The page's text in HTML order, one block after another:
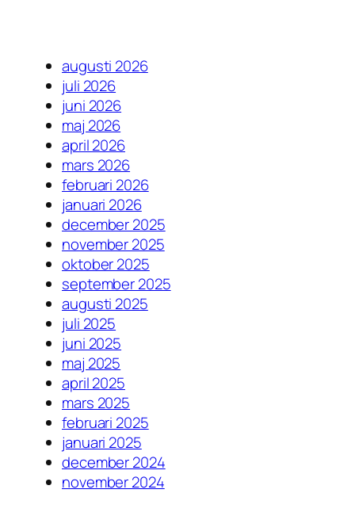
augusti 2026
juli 2026
juni 2026
maj 2026
april 2026
mars 2026
februari 2026
januari 2026
december 2025
november 2025
oktober 2025
september 2025
augusti 2025
juli 2025
juni 2025
maj 2025
april 2025
mars 2025
februari 2025
januari 2025
december 2024
november 2024